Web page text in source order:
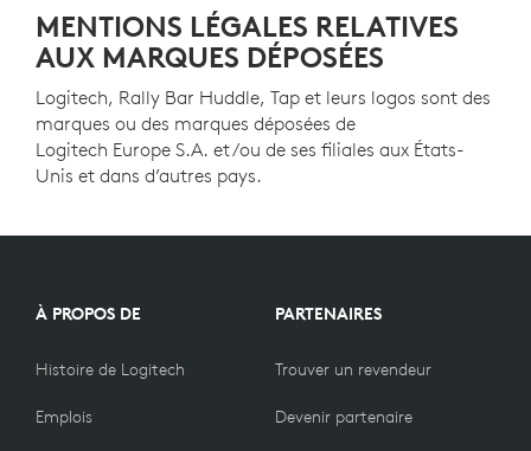
MENTIONS LÉGALES RELATIVES
AUX MARQUES DÉPOSÉES
Logitech, Rally Bar Huddle, Tap et leurs logos sont des
marques ou des marques déposées de
Logitech Europe S.A. et/ou de ses filiales aux États-
Unis et dans d’autres pays.
À PROPOS DE
Histoire de Logitech
Emplois
PARTENAIRES
Trouver un revendeur
Devenir partenaire